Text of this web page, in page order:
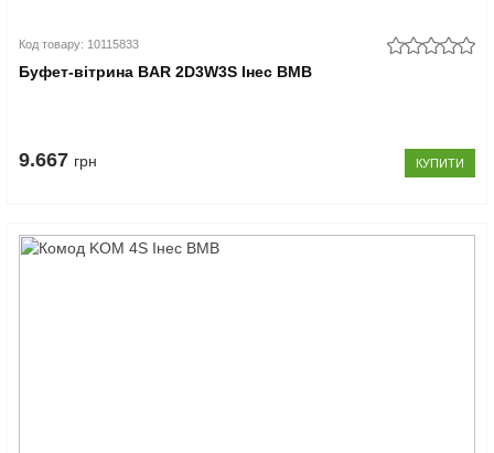
Код товару: 10115833
Буфет-вітрина BAR 2D3W3S Інес ВМВ
9.667 грн КУПИТИ